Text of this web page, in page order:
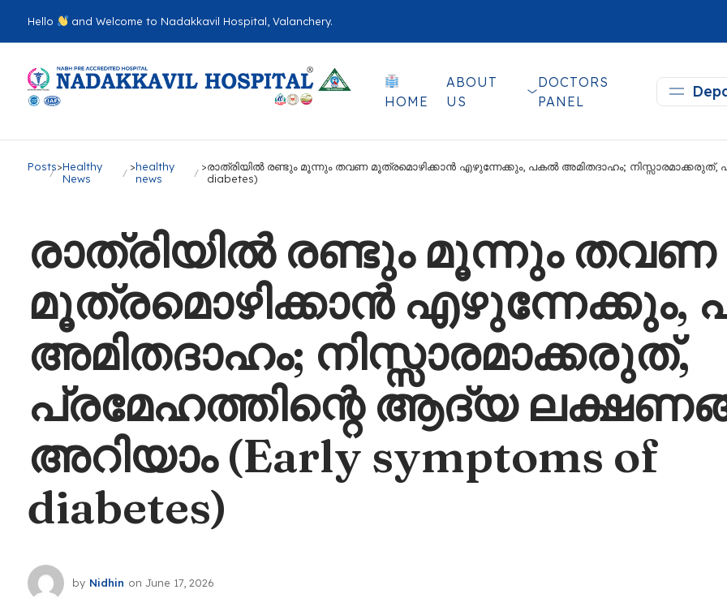
Hello and Welcome to Nadakkavil Hospital, Valanchery.
HOME
ABOUT
US
DOCTORS
PANEL
Posts>Healthy
News
>healthy
news
>രാത്രിയിൽ രണ്ടും മൂന്നും തവണ മൂത്രമൊഴിക്കാൻ എഴുന്നേക്കും, പകൽ അമിതദാഹം; നിസ്സാരമാക്കരുത്,
diabetes)
രാത്രിയിൽ രണ്ടും മൂന്നും തവണ
മൂത്രമൊഴിക്കാൻ എഴുന്നേക്കും,
അമിതദാഹം; നിസ്സാരമാക്കരുത്,
പ്രമേഹത്തിന്റെ ആദ്യ
അറിയാം (Early symptoms of
diabetes)
by Nidhin on June 17, 2026